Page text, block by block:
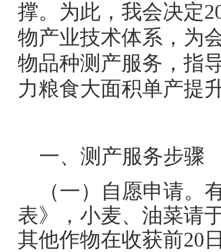
撑。为此，我会决定
物产业技术体系，为
物品种测产服务，指
力粮食大面积单产提
一、测产服务步骤
（一）自愿申请
表》，小麦、油菜请
其他作物在收获前20